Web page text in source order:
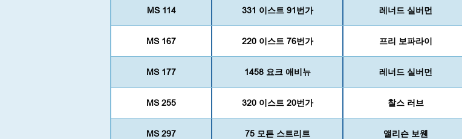
MS 114 331 이스트 91번가 레너드 실버먼
MS 167 220 이스트 76번가 프리 보파라이
MS 177 1458 요크 애비뉴 레너드 실버먼
MS 255 320 이스트 20번가 찰스 러브
MS 297 75 모튼 스트리트 앨리슨 보웬